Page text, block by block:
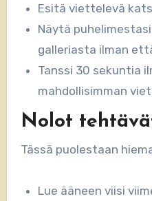
Esitä viettelevä
Näytä
galleriasta ilman
Tanssi 30 sekuntia
mahdollisimman
Nolot
Tässä puolestaan
Lue ääneen viisi